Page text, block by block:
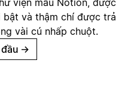
viện mẫu Notion, được
bật và thậm chí được trả
vài cú nhấp chuột.
→